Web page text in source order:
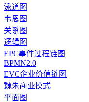
泳道图
韦恩图
关系图
逻辑图
EPC事件过程链图
BPMN2.0
EVC企业价值链图
魏朱商业模式
平面图